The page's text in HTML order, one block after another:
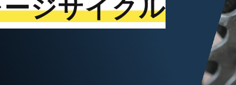
ジサイクル